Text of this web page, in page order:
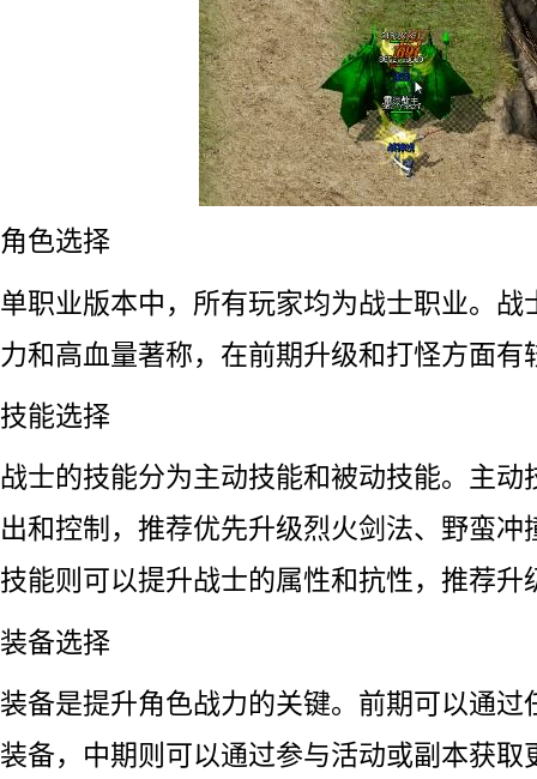
角色选择
单职业版本中，所有玩家均为战士职业。战
力和高血量著称，在前期升级和打怪方面有
技能选择
战士的技能分为主动技能和被动技能。主动
出和控制，推荐优先升级烈火剑法、野蛮冲
技能则可以提升战士的属性和抗性，推荐升
装备选择
装备是提升角色战力的关键。前期可以通过
装备，中期则可以通过参与活动或副本获取